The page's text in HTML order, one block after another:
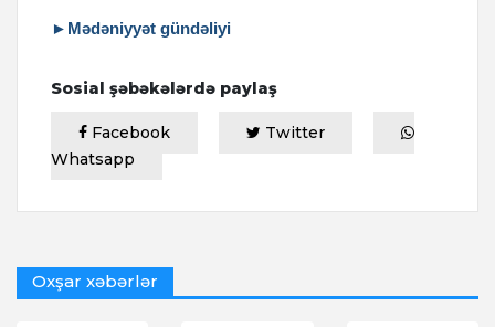
►Mədəniyyət gündəliyi
Sosial şəbəkələrdə paylaş
Facebook
Twitter
Whatsapp
Oxşar xəbərlər